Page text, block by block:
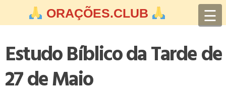
ORAÇÕES.CLUB ☰
Estudo Bíblico da Tarde de
27 de Maio